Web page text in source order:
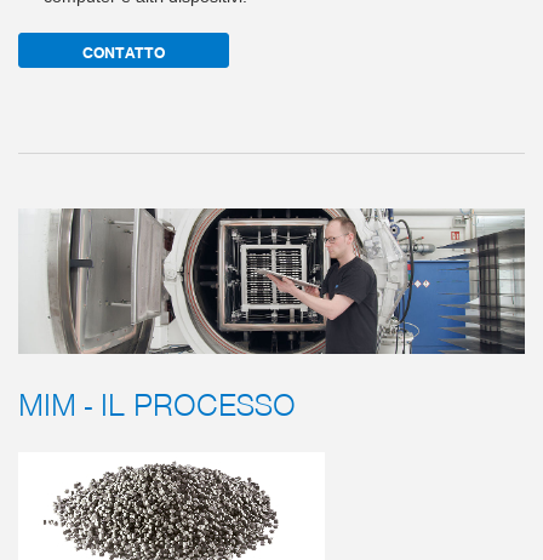
CONTATTO
MIM - IL PROCESSO